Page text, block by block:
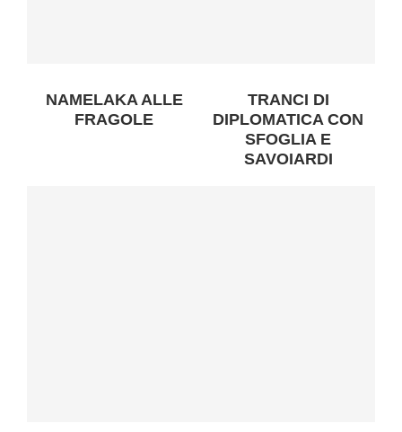
NAMELAKA ALLE
FRAGOLE
TRANCI DI
DIPLOMATICA CON
SFOGLIA E
SAVOIARDI